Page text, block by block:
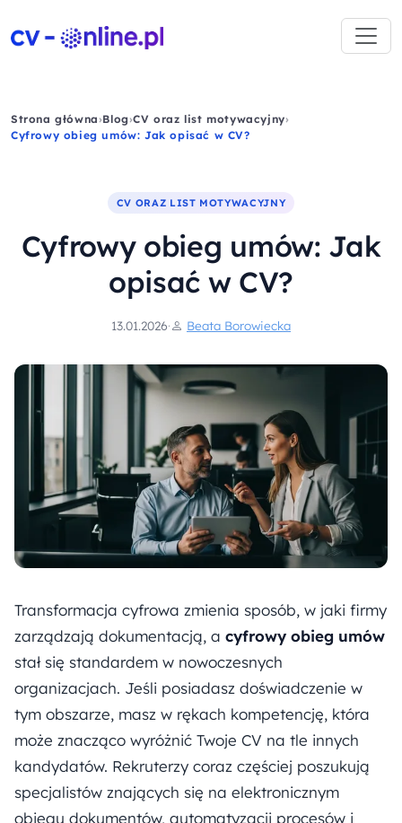
Strona główna›Blog›CV oraz list motywacyjny›
Cyfrowy obieg umów: Jak opisać w CV?
CV ORAZ LIST MOTYWACYJNY
Cyfrowy obieg umów: Jak
opisać w CV?
13.01.2026· Beata Borowiecka
Transformacja cyfrowa zmienia sposób, w jaki firmy
zarządzają dokumentacją, a cyfrowy obieg umów
stał się standardem w nowoczesnych
organizacjach. Jeśli posiadasz doświadczenie w
tym obszarze, masz w rękach kompetencję, która
może znacząco wyróżnić Twoje CV na tle innych
kandydatów. Rekruterzy coraz częściej poszukują
specjalistów znających się na elektronicznym
obiegu dokumentów, automatyzacji procesów i